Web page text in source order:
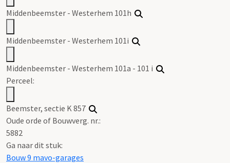
Middenbeemster - Westerhem 101h
Middenbeemster - Westerhem 101i
Middenbeemster - Westerhem 101a - 101 i
Perceel:
Beemster, sectie K 857
Oude orde of Bouwverg. nr.:
5882
Ga naar dit stuk:
Bouw 9 mavo-garages